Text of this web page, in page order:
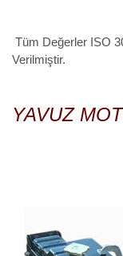
Tüm Değerler ISO
Verilmiştir.
YAVUZ